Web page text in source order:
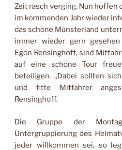
Zeit rasch verging. Nun hoffen
im kommenden Jahr wieder
das schöne Münsterland
immer wieder gern
Egon Rensinghoff, sind
auf eine schöne Tour
beteiligen. „Dabei sollten
und fitte Mitfahrer
Rensinghoff.
Die Gruppe der
Untergruppierung des
jeder willkommen sei, so